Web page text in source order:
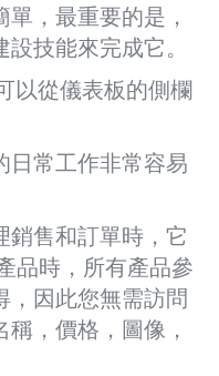
，最重要的是，
技能來完成它。
以從儀表板的側欄
日常工作非常容易
銷售和訂單時，它
品時，所有產品參
，因此您無需訪問
，價格，圖像，